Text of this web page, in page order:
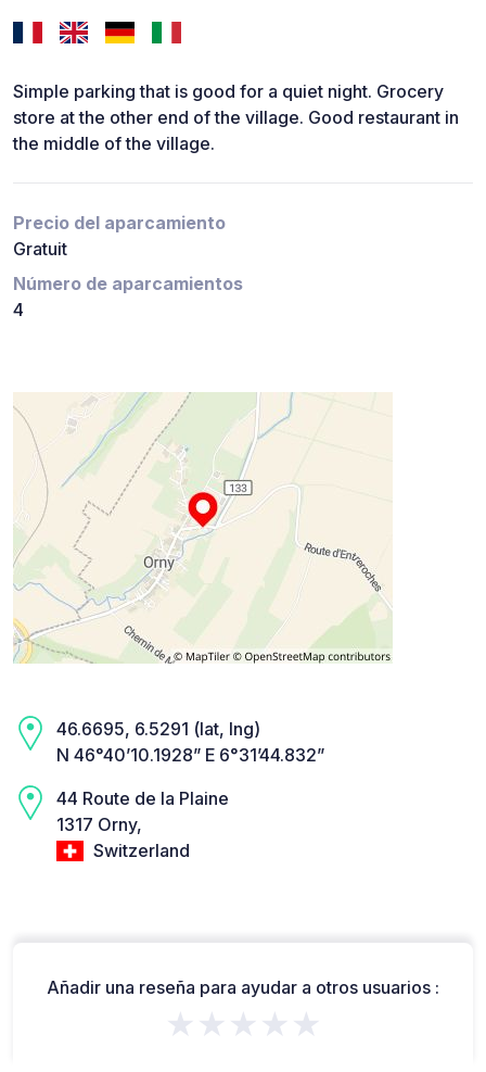
Simple parking that is good for a quiet night. Grocery
store at the other end of the village. Good restaurant in
the middle of the village.
Precio del aparcamiento
Gratuit
Número de aparcamientos
4
46.6695, 6.5291 (lat, lng)
N 46°40’10.1928” E 6°31’44.832”
44 Route de la Plaine
1317 Orny,
Switzerland
Añadir una reseña para ayudar a otros usuarios :
★★★★★